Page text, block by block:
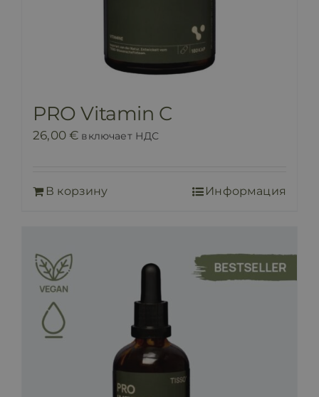
PRO Vitamin C
26,00€ включает НДС
В корзину Информация